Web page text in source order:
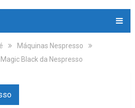
Máquinas Nespresso
Black da Nespresso